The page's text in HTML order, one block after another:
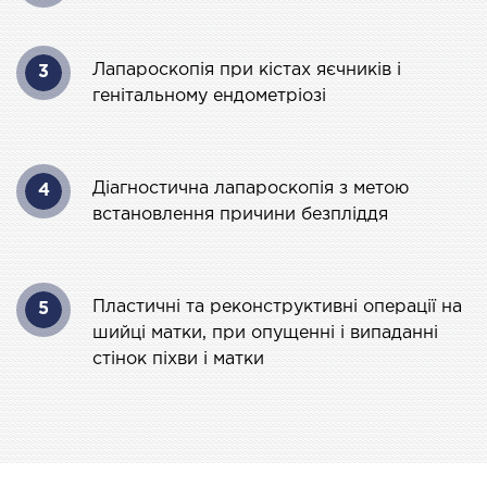
інтенсивної терапії
стаціонар
допомога в Києві
судин
(ЕКГ)
3
Лапароскопія при кістах яєчників і
генітальному ендометріозі
4
Діагностична лапароскопія з метою
встановлення причини безпліддя
5
Пластичні та реконструктивні операції на
шийці матки, при опущенні і випаданні
стінок піхви і матки